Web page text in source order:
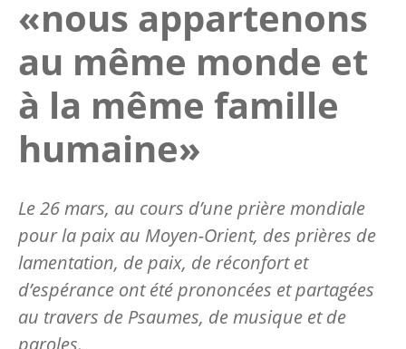
«nous appartenons
au même monde et
à la même famille
humaine»
Le 26 mars, au cours d’une prière mondiale
pour la paix au Moyen-Orient, des prières de
lamentation, de paix, de réconfort et
d’espérance ont été prononcées et partagées
au travers de Psaumes, de musique et de
paroles.